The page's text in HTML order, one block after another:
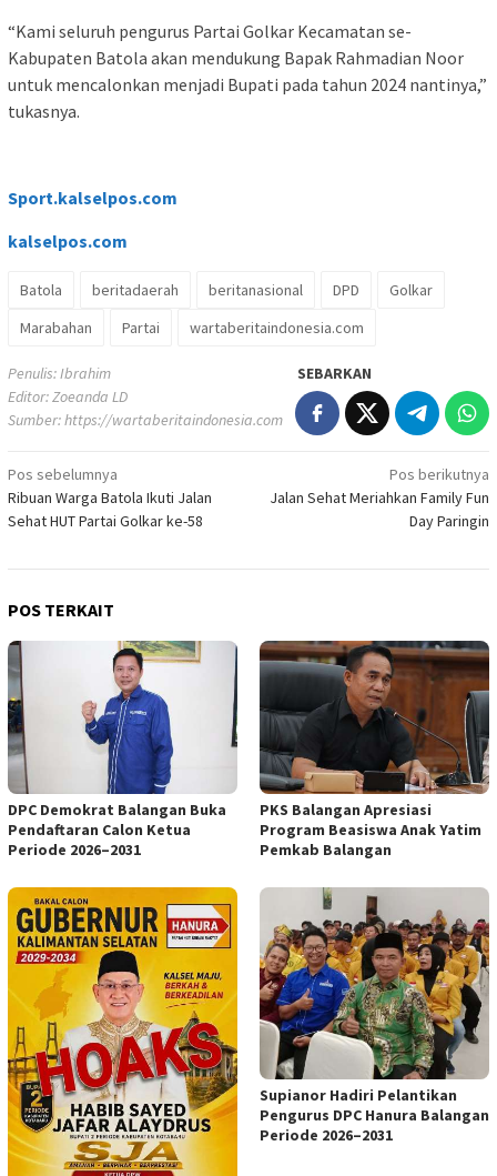
“Kami seluruh pengurus Partai Golkar Kecamatan se-
Kabupaten Batola akan mendukung Bapak Rahmadian Noor
untuk mencalonkan menjadi Bupati pada tahun 2024 nantinya,”
tukasnya.
Sport.kalselpos.com
kalselpos.com
Batola beritadaerah beritanasional DPD
Golkar
Marabahan
Partai wartaberitaindonesia.com
Penulis: Ibrahim
Editor: Zoeanda LD
Sumber:https://wartaberitaindonesia.com
SEBARKAN
Navigasi
pos
Pos sebelumnya
Ribuan Warga Batola Ikuti Jalan
Sehat HUT Partai Golkar ke-58
Pos berikutnya
Jalan Sehat Meriahkan Family Fun
Day Paringin
POS TERKAIT
DPC Demokrat Balangan Buka
Pendaftaran Calon Ketua
Periode 2026–2031
PKS Balangan Apresiasi
Program Beasiswa Anak Yatim
Pemkab Balangan
Supianor Hadiri Pelantikan
Pengurus DPC Hanura Balangan
Periode 2026–2031